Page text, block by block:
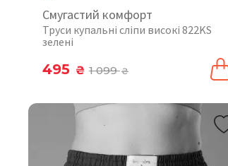
Смугастий комфорт
Труси купальні сліпи високі 822KS
зелені
495 ₴ 1 099₴